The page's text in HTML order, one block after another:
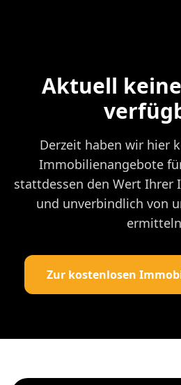
Aktuell
Derzeit haben wir hier
Immobilienangebote
stattdessen den Wert Ihrer
und unverbindlich von
Zur kostenlosen